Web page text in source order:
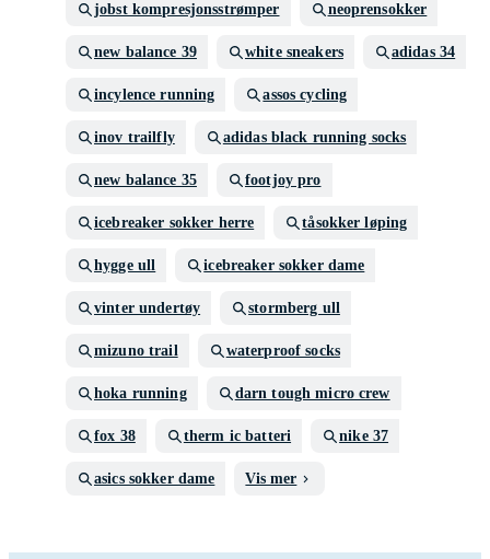
jobst kompresjonsstrømper neoprensokker
new balance 39 white sneakers adidas 34
incylence running assos cycling
inov trailfly adidas black running socks
new balance 35 footjoy pro
icebreaker sokker herre tåsokker løping
hygge ull icebreaker sokker dame
vinter undertøy stormberg ull
mizuno trail waterproof socks
hoka running darn tough micro crew
fox 38 therm ic batteri nike 37
asics sokker dame Vis mer